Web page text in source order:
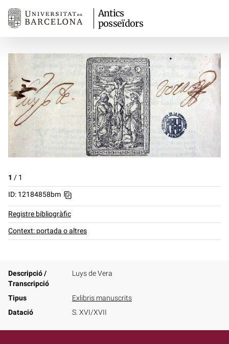
Antics
posseïdors
1 / 1
ID: 12184858bm
Registre bibliogràfic
Context: portada o altres
Descripció /
Transcripció
Luys de Vera
Tipus
Exlibris manuscrits
Datació
S. XVI/XVII